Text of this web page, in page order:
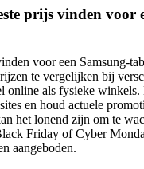
prijs vinden voor
voor een Samsung-
te vergelijken bij
online als fysieke
en houd actuele
het lonend zijn om te
Friday of Cyber
aangeboden.